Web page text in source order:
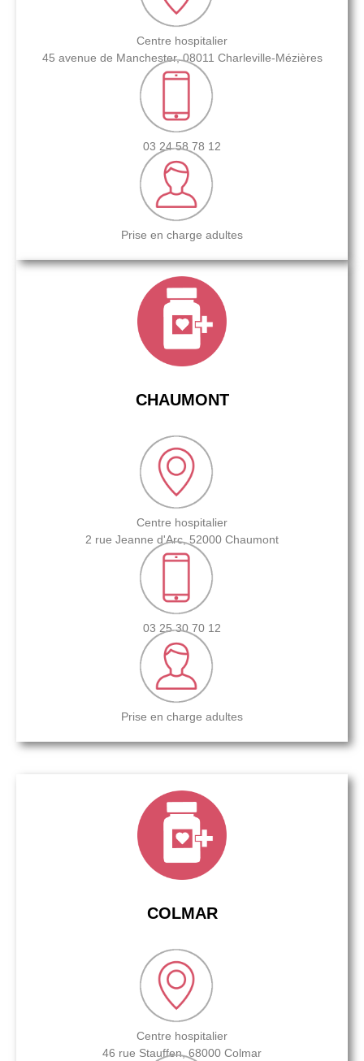
Centre hospitalier
45 avenue de Manchester, 08011 Charleville-Mézières
03 24 58 78 12
Prise en charge adultes
CHAUMONT
Centre hospitalier
2 rue Jeanne d'Arc, 52000 Chaumont
03 25 30 70 12
Prise en charge adultes
COLMAR
Centre hospitalier
46 rue Stauffen, 68000 Colmar